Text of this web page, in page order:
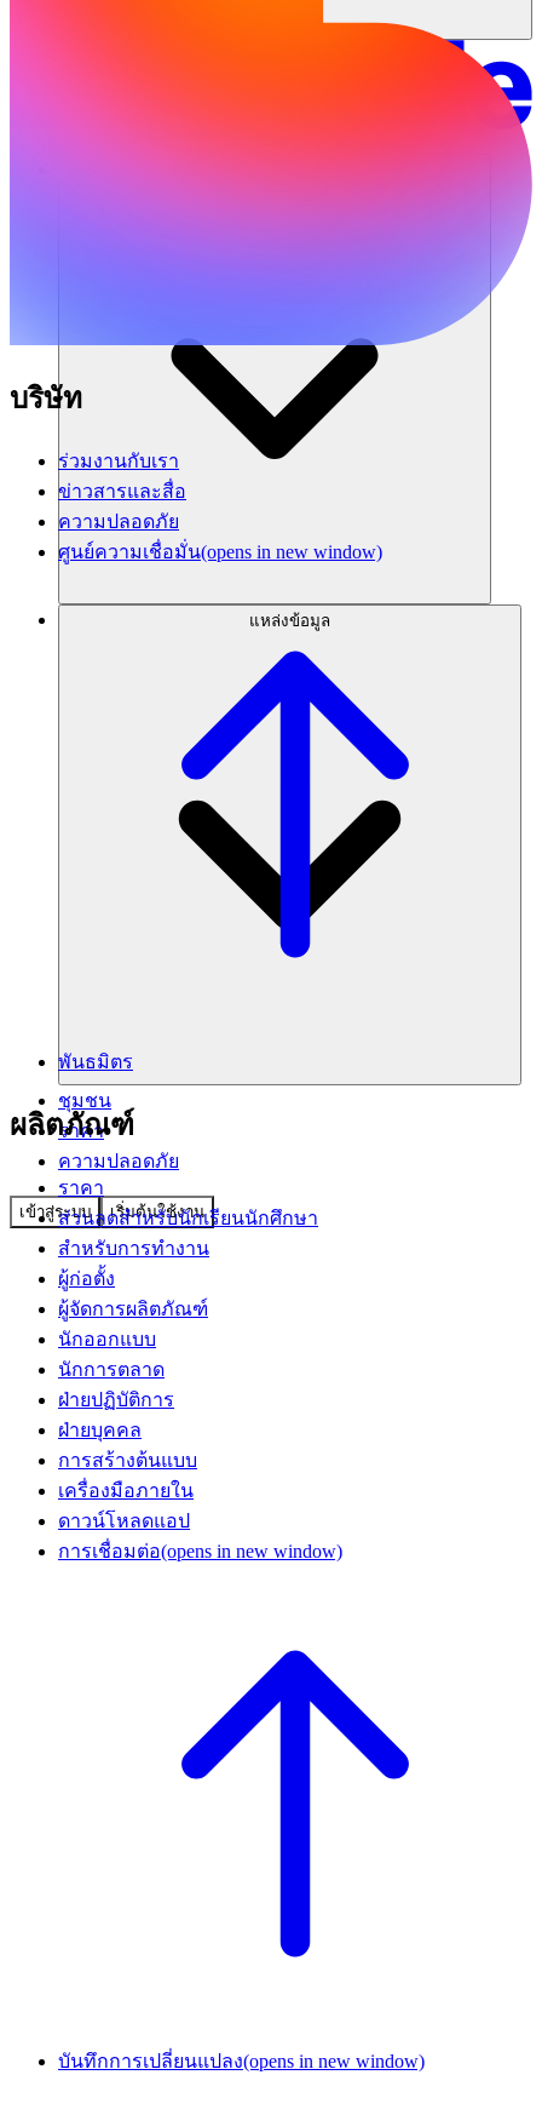
แหล่งข้อมูล
ชุมชน
ราคา
ความปลอดภัย
เข้าสู่ระบบ เริ่มต้นใช้งาน
บริษัท
ร่วมงานกับเรา
ข่าวสารและสื่อ
ความปลอดภัย
ศูนย์ความเชื่อมั่น(opens in new window)
พันธมิตร
ผลิตภัณฑ์
ราคา
ส่วนลดสำหรับนักเรียนนักศึกษา
สำหรับการทำงาน
ผู้ก่อตั้ง
ผู้จัดการผลิตภัณฑ์
นักออกแบบ
นักการตลาด
ฝ่ายปฏิบัติการ
ฝ่ายบุคคล
การสร้างต้นแบบ
เครื่องมือภายใน
ดาวน์โหลดแอป
การเชื่อมต่อ(opens in new window)
บันทึกการเปลี่ยนแปลง(opens in new window)